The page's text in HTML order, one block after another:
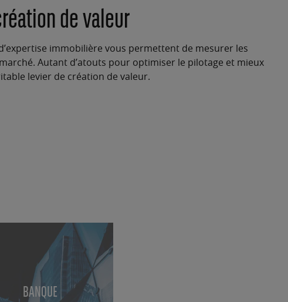
de valeur
expertise immobilière vous permettent de mesurer les
. Autant d’atouts pour optimiser le pilotage et mieux
levier de création de valeur.
BANQUE